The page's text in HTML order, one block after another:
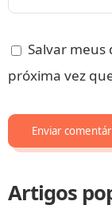
Salvar
próxima vez
Artigos